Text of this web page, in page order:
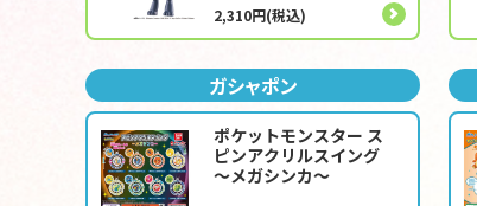
2,310円(税込)
ガシャポン
ポケットモンスター ス
ピンアクリルスイング
～メガシンカ～